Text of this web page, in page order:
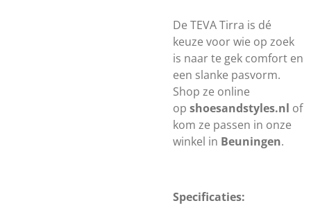
De TEVA Tirra is dé
keuze voor wie op zoek
is naar te gek comfort en
een slanke pasvorm.
Shop ze online
op shoesandstyles.nl of
kom ze passen in onze
winkel in Beuningen.
Specificaties: